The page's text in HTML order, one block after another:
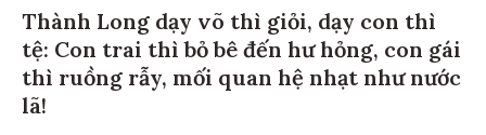
Thành Long dạy võ thì giỏi, dạy con thì
tệ: Con trai thì bỏ bê đến hư hỏng, con gái
thì ruồng rẫy, mối quan hệ nhạt như nước
lã!